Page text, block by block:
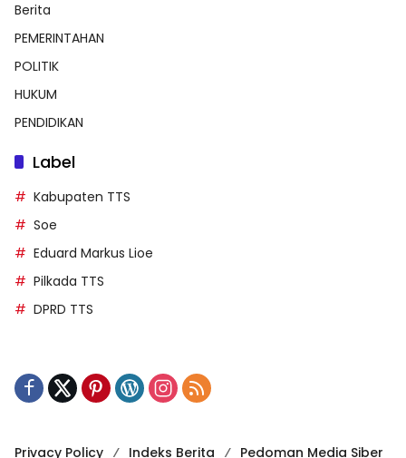
Berita
PEMERINTAHAN
POLITIK
HUKUM
PENDIDIKAN
Label
Kabupaten TTS
Soe
Eduard Markus Lioe
Pilkada TTS
DPRD TTS
Privacy Policy Indeks Berita Pedoman Media Siber